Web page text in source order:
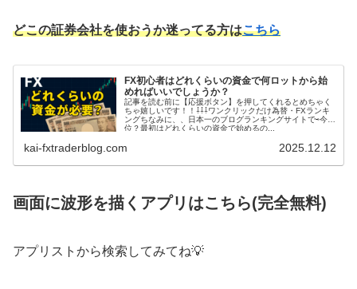
どこの証券会社を使おうか迷ってる方はこちら
FX初心者はどれくらいの資金で何ロットから始
めればいいでしょうか？
記事を読む前に【応援ボタン】を押してくれるとめちゃく
ちゃ嬉しいです！！⇩⇩⇩ワンクリックだけ為替・FXランキ
ングちなみに、、日本一のブログランキングサイトで⇨今何
位？最初はどれくらいの資金で始めるの...
kai-fxtraderblog.com 2025.12.12
画面に波形を描くアプリはこちら(完全無料)
アプリストから検索してみてね💡